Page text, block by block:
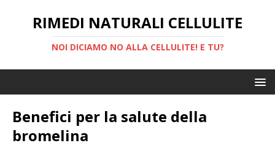
RIMEDI NATURALI CELLULITE
NOI DICIAMO NO ALLA CELLULITE! E TU?
Benefici per la salute della
bromelina